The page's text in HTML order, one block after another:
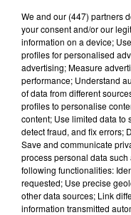
Stars'Terre 2026
les ambitions
À quelques
Stars'Terre,
Château de
LES JEUX
We and our (447) partners
your consent and/or our
information on a device;
profiles for personalised
advertising; Measure
performance; Understand
of data from different
profiles to personalise
content; Use limited data to
detect fraud, and fix errors;
Save and communicate
process personal data
following functionalities:
requested; Use precise
other data sources; Link
information transmitted